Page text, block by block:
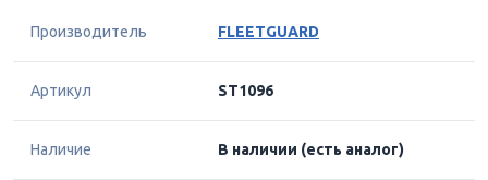
Производитель FLEETGUARD
Артикул ST1096
Наличие В наличии (есть аналог)